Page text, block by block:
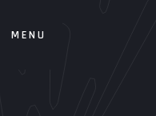
MENU